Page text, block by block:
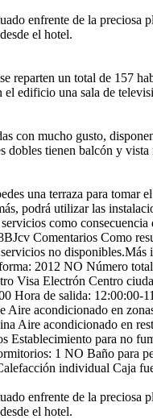
enfrente de la
el hotel.
reparten un total de 157
el edificio una sala de
con mucho gusto,
tienen balcón y vista
una terraza para tomar
podrá utilizar las
como
Comentarios Como
no
2012 NO Número
Visa Electrón Centro
Hora de salida: 12:00:00-
Aire acondicionado en
Aire acondicionado en
Establecimiento para no
1 NO Baño para
individual Caja
enfrente de la
el hotel.